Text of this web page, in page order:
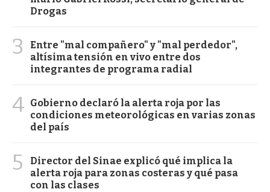
Drogas
3
Entre "mal compañero" y "mal perdedor",
altísima tensión en vivo entre dos
integrantes de programa radial
4 Gobierno declaró la alerta roja por las
condiciones meteorológicas en varias zonas
del país
5
Director del Sinae explicó qué implica la
alerta roja para zonas costeras y qué pasa
con las clases